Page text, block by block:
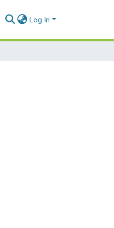
Log In